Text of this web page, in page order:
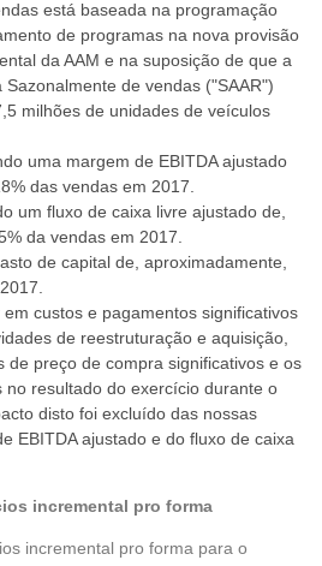
está baseada na programação
de programas na nova provisão
da AAM e na suposição de que a
Sazonalmente de vendas ("SAAR")
milhões de unidades de veículos
uma margem de EBITDA ajustado
das vendas em 2017.
um fluxo de caixa livre ajustado de,
da vendas em 2017.
de capital de, aproximadamente,
custos e pagamentos significativos
de reestruturação e aquisição,
de preço de compra significativos e os
no resultado do exercício durante o
disto foi excluído das nossas
EBITDA ajustado e do fluxo de caixa
incremental pro forma
incremental pro forma para o